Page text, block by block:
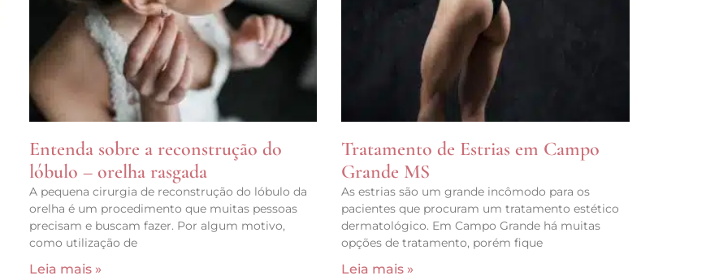
Entenda sobre a reconstrução do
lóbulo – orelha rasgada
A pequena cirurgia de reconstrução do lóbulo da
orelha é um procedimento que muitas pessoas
precisam e buscam fazer. Por algum motivo,
como utilização de
Leia mais »
Tratamento de Estrias em Campo
Grande MS
As estrias são um grande incômodo para os
pacientes que procuram um tratamento estético
dermatológico. Em Campo Grande há muitas
opções de tratamento, porém fique
Leia mais »